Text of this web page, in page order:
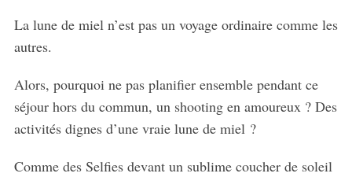
La lune de miel n’est pas un voyage ordinaire comme les
autres.
Alors, pourquoi ne pas planifier ensemble pendant ce
séjour hors du commun, un shooting en amoureux ? Des
activités dignes d’une vraie lune de miel ?
Comme des Selfies devant un sublime coucher de soleil